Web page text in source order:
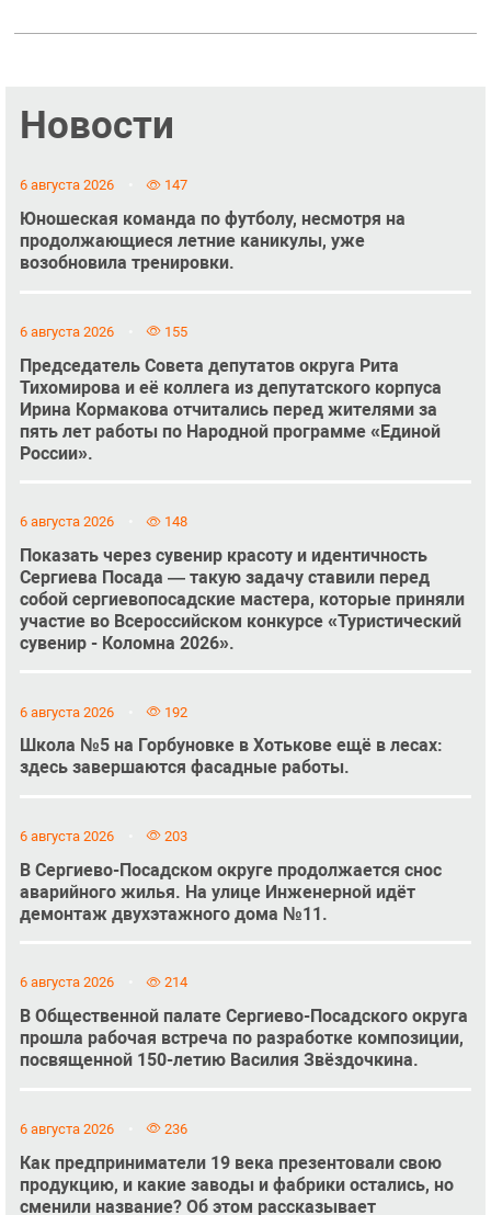
Новости
6 августа 2026 147
Юношеская команда по футболу, несмотря на
продолжающиеся летние каникулы, уже
возобновила тренировки.
6 августа 2026 155
Председатель Совета депутатов округа Рита
Тихомирова и её коллега из депутатского корпуса
Ирина Кормакова отчитались перед жителями за
пять лет работы по Народной программе «Единой
России».
6 августа 2026 148
Показать через сувенир красоту и идентичность
Сергиева Посада — такую задачу ставили перед
собой сергиевопосадские мастера, которые приняли
участие во Всероссийском конкурсе «Туристический
сувенир - Коломна 2026».
6 августа 2026 192
Школа №5 на Горбуновке в Хотькове ещё в лесах:
здесь завершаются фасадные работы.
6 августа 2026 203
В Сергиево-Посадском округе продолжается снос
аварийного жилья. На улице Инженерной идёт
демонтаж двухэтажного дома №11.
6 августа 2026 214
В Общественной палате Сергиево-Посадского округа
прошла рабочая встреча по разработке композиции,
посвященной 150-летию Василия Звёздочкина.
6 августа 2026 236
Как предприниматели 19 века презентовали свою
продукцию, и какие заводы и фабрики остались, но
сменили название? Об этом рассказывает